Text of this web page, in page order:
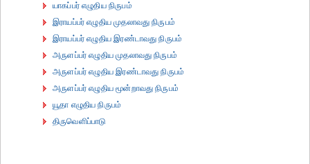
யாகப்பர் எழுதிய நிருபம்
இராயப்பர் எழுதிய முதலாவது நிருபம்
இராயப்பர் எழுதிய இரண்டாவது நிருபம்
அருளப்பர் எழுதிய முதலாவது நிருபம்
அருளப்பர் எழுதிய இரண்டாவது நிருபம்
அருளப்பர் எழுதிய மூன்றாவது நிருபம்
யூதா எழுதிய நிருபம்
திருவெளிப்பாடு